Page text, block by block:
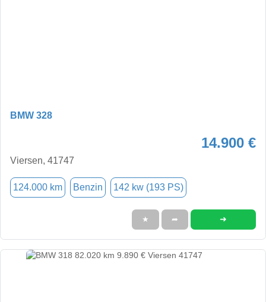
BMW 328
14.900 €
Viersen, 41747
124.000 km Benzin 142 kw (193 PS)
★ ➦ ➜